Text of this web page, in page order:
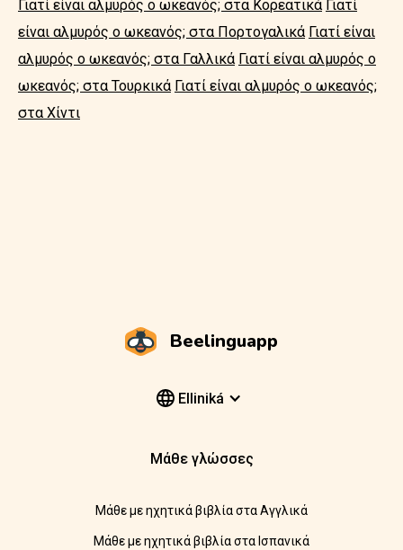
Γιατί είναι αλμυρός ο ωκεανός; στα Κορεατικά Γιατί
είναι αλμυρός ο ωκεανός; στα Πορτογαλικά Γιατί είναι
αλμυρός ο ωκεανός; στα Γαλλικά Γιατί είναι αλμυρός ο
ωκεανός; στα Τουρκικά Γιατί είναι αλμυρός ο ωκεανός;
στα Χίντι
Beelinguapp
Elliniká
Μάθε γλώσσες
Μάθε με ηχητικά βιβλία στα Αγγλικά
Μάθε με ηχητικά βιβλία στα Ισπανικά